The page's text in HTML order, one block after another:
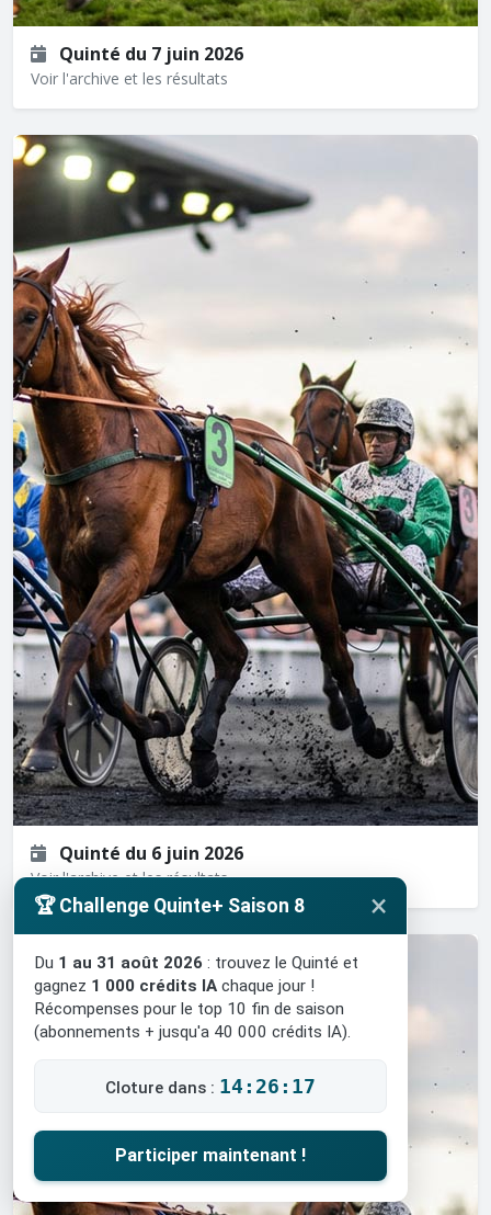
Quinté du 7 juin 2026
Voir l'archive et les résultats
Quinté du 6 juin 2026
Voir l'archive et les résultats
🏆 Challenge Quinte+ Saison 8 ×
Du 1 au 31 août 2026 : trouvez le Quinté et
gagnez 1 000 crédits IA chaque jour !
Récompenses pour le top 10 fin de saison
(abonnements + jusqu'a 40 000 crédits IA).
Cloture dans : 14:26:15
Participer maintenant !